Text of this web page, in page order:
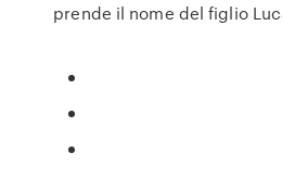
prende il nome del figlio